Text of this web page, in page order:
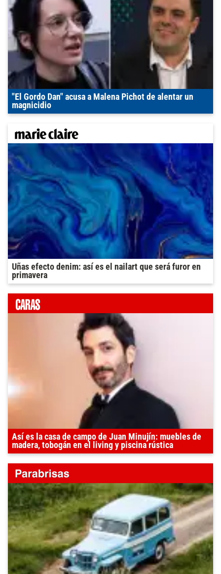
"El Gordo Dan" acusa a Malena Pichot de alentar un
magnicidio
Uñas efecto denim: así es el nailart que será furor en
primavera
Así es la casa de campo de Juan Minujín: muebles de
madera, tobogán en el living y piscina rústica